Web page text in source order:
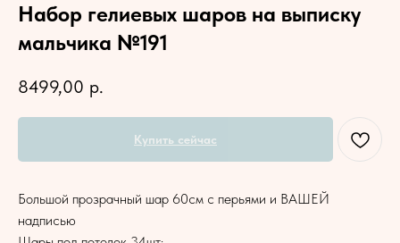
Набор гелиевых шаров на выписку
мальчика №191
8499,00 р.
Купить сейчас
Большой прозрачный шар 60см с перьями и ВАШЕЙ
надписью